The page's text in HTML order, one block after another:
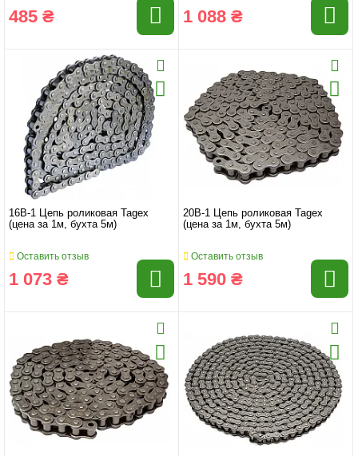
485 ₴ 1 088 ₴
16B-1 Цепь роликовая Tagex
(цена за 1м, бухта 5м)
Оставить отзыв
1 073 ₴
20B-1 Цепь роликовая Tagex
(цена за 1м, бухта 5м)
Оставить отзыв
1 590 ₴